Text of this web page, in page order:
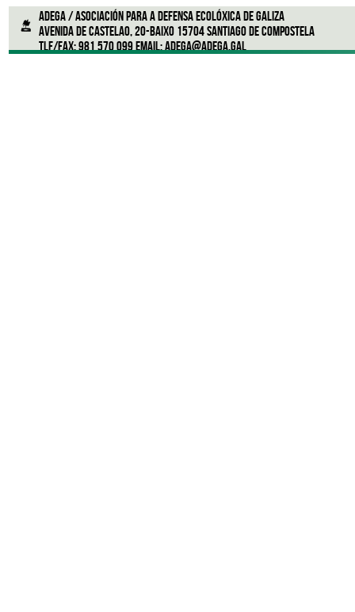
ADEGA / Asociación para a defensa ecolóxica de Galiza
Avenida de Castelao, 20-Baixo 15704 Santiago de Compostela
Tlf/Fax: 981 570 099 Email:adega@adega.gal